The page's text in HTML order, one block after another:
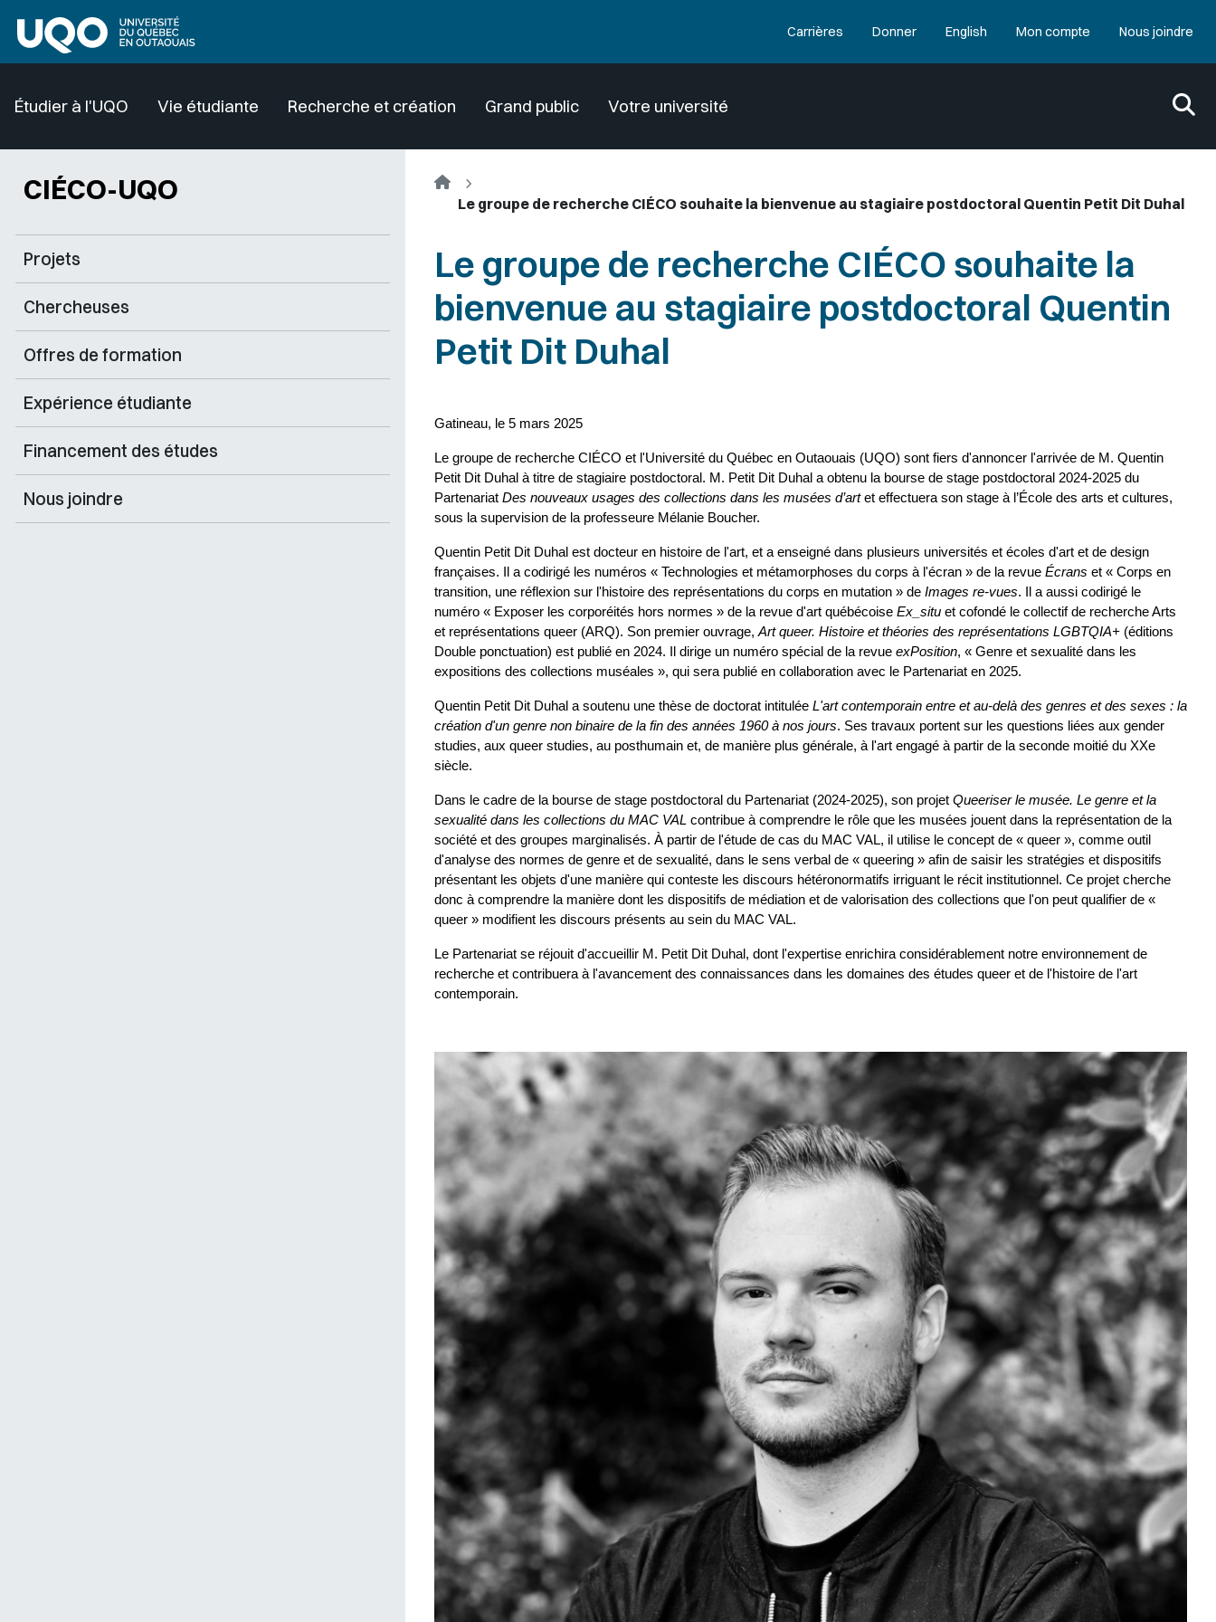
Carrières Donner English Mon compte Nous joindre
Étudier à l'UQO Vie étudiante Recherche et création Grand public Votre université
CIÉCO-UQO
Projets
Chercheuses
Offres de formation
Expérience étudiante
Financement des études
Nous joindre
Accueil
Le groupe de recherche CIÉCO souhaite la bienvenue au stagiaire postdoctoral Quentin Petit Dit Duhal
Le groupe de recherche CIÉCO souhaite la
bienvenue au stagiaire postdoctoral Quentin
Petit Dit Duhal
Gatineau, le 5 mars 2025
Le groupe de recherche CIÉCO et l'Université du Québec en Outaouais (UQO) sont fiers d'annoncer l'arrivée de M. Quentin
Petit Dit Duhal à titre de stagiaire postdoctoral. M. Petit Dit Duhal a obtenu la bourse de stage postdoctoral 2024-2025 du
Partenariat Des nouveaux usages des collections dans les musées d’art et effectuera son stage à l’École des arts et cultures,
sous la supervision de la professeure Mélanie Boucher.
Quentin Petit Dit Duhal est docteur en histoire de l'art, et a enseigné dans plusieurs universités et écoles d'art et de design
françaises. Il a codirigé les numéros « Technologies et métamorphoses du corps à l'écran » de la revue Écrans et « Corps en
transition, une réflexion sur l'histoire des représentations du corps en mutation » de Images re-vues. Il a aussi codirigé le
numéro « Exposer les corporéités hors normes » de la revue d'art québécoise Ex_situ et cofondé le collectif de recherche Arts
et représentations queer (ARQ). Son premier ouvrage, Art queer. Histoire et théories des représentations LGBTQIA+ (éditions
Double ponctuation) est publié en 2024. Il dirige un numéro spécial de la revue exPosition, « Genre et sexualité dans les
expositions des collections muséales », qui sera publié en collaboration avec le Partenariat en 2025.
Quentin Petit Dit Duhal a soutenu une thèse de doctorat intitulée L'art contemporain entre et au-delà des genres et des sexes : la
création d'un genre non binaire de la fin des années 1960 à nos jours. Ses travaux portent sur les questions liées aux gender
studies, aux queer studies, au posthumain et, de manière plus générale, à l'art engagé à partir de la seconde moitié du XXe
siècle.
Dans le cadre de la bourse de stage postdoctoral du Partenariat (2024-2025), son projet Queeriser le musée. Le genre et la
sexualité dans les collections du MAC VAL contribue à comprendre le rôle que les musées jouent dans la représentation de la
société et des groupes marginalisés. À partir de l'étude de cas du MAC VAL, il utilise le concept de « queer », comme outil
d'analyse des normes de genre et de sexualité, dans le sens verbal de « queering » afin de saisir les stratégies et dispositifs
présentant les objets d'une manière qui conteste les discours hétéronormatifs irriguant le récit institutionnel. Ce projet cherche
donc à comprendre la manière dont les dispositifs de médiation et de valorisation des collections que l'on peut qualifier de «
queer » modifient les discours présents au sein du MAC VAL.
Le Partenariat se réjouit d'accueillir M. Petit Dit Duhal, dont l'expertise enrichira considérablement notre environnement de
recherche et contribuera à l'avancement des connaissances dans les domaines des études queer et de l'histoire de l'art
contemporain.